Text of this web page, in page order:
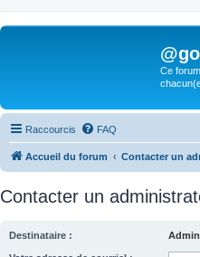
Ce
Raccourcis FAQ
Accueil du forum Contacter un
Contacter un
Destinataire :